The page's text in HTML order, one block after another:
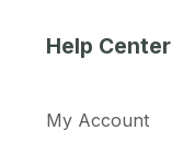
Help Center
My Account